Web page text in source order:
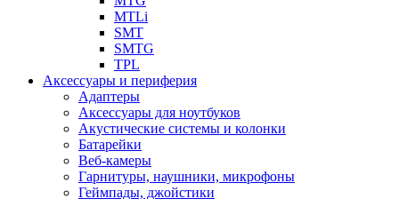
MTLi
SMT
SMTG
TPL
Аксессуары и периферия
Адаптеры
Аксессуары для ноутбуков
Акустические системы и колонки
Батарейки
Веб-камеры
Гарнитуры, наушники, микрофоны
Геймпады, джойстики